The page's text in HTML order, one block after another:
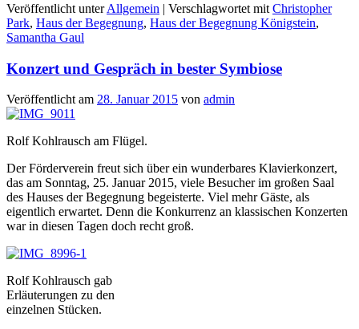
Veröffentlicht unter Allgemein | Verschlagwortet mit Christopher
Park, Haus der Begegnung, Haus der Begegnung Königstein,
Samantha Gaul
Konzert und Gespräch in bester Symbiose
Veröffentlicht am 28. Januar 2015 von admin
Rolf Kohlrausch am Flügel.
Der Förderverein freut sich über ein wunderbares Klavierkonzert,
das am Sonntag, 25. Januar 2015, viele Besucher im großen Saal
des Hauses der Begegnung begeisterte. Viel mehr Gäste, als
eigentlich erwartet. Denn die Konkurrenz an klassischen Konzerten
war in diesen Tagen doch recht groß.
Rolf Kohlrausch gab
Erläuterungen zu den
einzelnen Stücken.